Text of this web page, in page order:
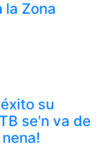
Zona
su
se'n va de